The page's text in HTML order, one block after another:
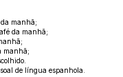
da manhã;
da manhã;
manhã;
de língua espanhola.